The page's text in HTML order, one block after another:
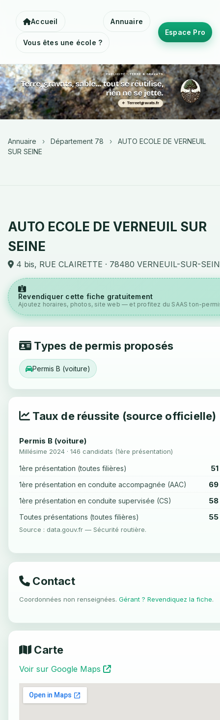
Accueil Annuaire
Vous êtes une école ?
Espace Pro
Annuaire › Département 78 ›
AUTO ECOLE DE VERNEUIL
SUR SEINE
AUTO ECOLE DE VERNEUIL SUR
SEINE
4 bis, RUE CLAIRETTE · 78480 VERNEUIL-SUR-
Revendiquer cette fiche gratuitement
Ajoutez horaires, photos, site web — et profitez du SAAS ton-
Types de permis proposés
Permis B (voiture)
Taux de réussite (source officielle)
Permis B (voiture)
Millésime 2024 · 146 candidats (1ère présentation)
1ère présentation (toutes filières)
1ère présentation en conduite accompagnée (AAC) 69
1ère présentation en conduite supervisée (CS) 58
Toutes présentations (toutes filières) 55
Source : data.gouv.fr — Sécurité routière.
Contact
Coordonnées non renseignées. Gérant ? Revendiquez la fiche.
Carte
Voir sur Google Maps